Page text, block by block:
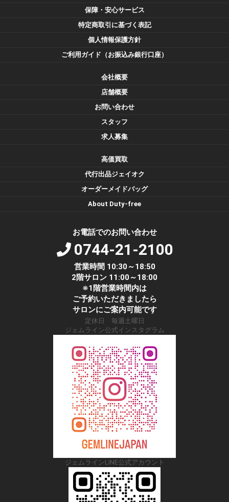
保障・安心サービス
特定商取引に基づく表記
個人情報保護方針
ご利用ガイド（お振込み銀行口座）
会社概要
店舗概要
お問い合わせ
スタッフ
求人募集
高価買取
代行出品ジェイオク
オーダーメイドバッグ
About Duty-free
お電話でのお問い合わせ
0744-21-2100
営業時間 10:30～18:50
2階サロン 11:00～18:00
※1階営業時間内は
ご予約いただきましたら
サロンにご案内可能です
定休日 毎週土曜日
ジェムライン公式インスタグラム
ジェムラインLINE公式アカウント